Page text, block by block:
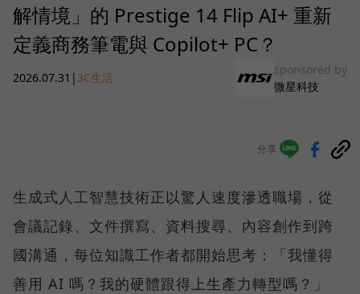
解情境」的 Prestige 14 Flip AI+ 重新
定義商務筆電與 Copilot+ PC？
2026.07.31 | 3C生活
sponsored by
微星科技
分享
生成式人工智慧技術正以驚人速度滲透職場，從
會議記錄、文件撰寫、資料搜尋、內容創作到跨
國溝通，每位知識工作者都開始思考：「我懂得
善用 AI 嗎？我的硬體跟得上生產力轉型嗎？」